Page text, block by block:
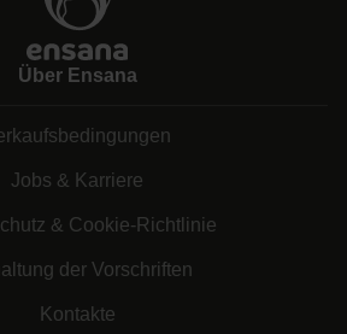
Über Ensana
Jobs & Karriere
& Cookie-Richtlinie
der Vorschriften
Kontakte